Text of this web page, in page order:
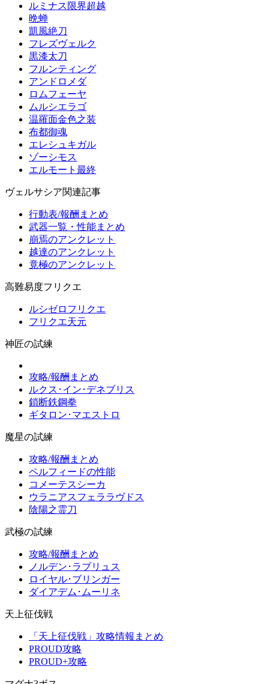
ルミナス限界超越
晩蝉
凱風絶刀
フレズヴェルク
黒漆太刀
フルンティング
アンドロメダ
ロムフェーヤ
ムルシエラゴ
温羅面金色之装
布都御魂
エレシュキガル
ゾーシモス
エルモート最終
ヴェルサシア関連記事
行動表/報酬まとめ
武器一覧・性能まとめ
崩焉のアンクレット
越達のアンクレット
竟極のアンクレット
高難易度フリクエ
ルシゼロフリクエ
フリクエ天元
神匠の試練
攻略/報酬まとめ
ルクス･イン･デネブリス
鎖断鉄鋼拳
ギタロン･マエストロ
魔星の試練
攻略/報酬まとめ
ペルフィードの性能
コメーテスシーカ
ウラニアスフェララヴドス
陰陽之霊刀
武極の試練
攻略/報酬まとめ
ノルデン･ラブリュス
ロイヤル･ブリンガー
ダイアデム･ムーリネ
天上征伐戦
「天上征伐戦」攻略情報まとめ
PROUD攻略
PROUD+攻略